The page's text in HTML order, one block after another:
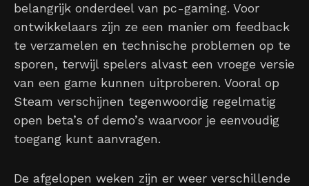
belangrijk onderdeel van pc-gaming. Voor
ontwikkelaars zijn ze een manier om feedback
te verzamelen en technische problemen op te
sporen, terwijl spelers alvast een vroege versie
van een game kunnen uitproberen. Vooral op
Steam verschijnen tegenwoordig regelmatig
open beta’s of demo’s waarvoor je eenvoudig
toegang kunt aanvragen.
De afgelopen weken zijn er weer verschillende